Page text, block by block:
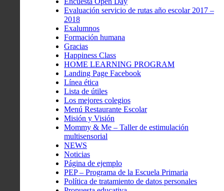
Evaluación servicio de rutas año escolar 2017 –
2018
Exalumnos
Formación humana
Gracias
Happiness Class
HOME LEARNING PROGRAM
Landing Page Facebook
Línea ética
Lista de útiles
Los mejores colegios
Menú Restaurante Escolar
Misión y Visión
Mommy & Me – Taller de estimulación
multisensorial
NEWS
Noticias
Página de ejemplo
PEP – Programa de la Escuela Primaria
Política de tratamiento de datos personales